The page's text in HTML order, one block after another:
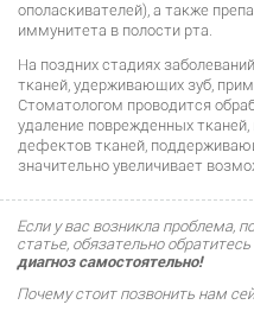
ополаскивателей), а также
иммунитета в полости рта.
На поздних стадиях
тканей, удерживающих зуб,
Стоматологом проводится
удаление поврежденных
дефектов тканей,
значительно увеличивает
Если у вас возникла проблема,
статье, обязательно
диагноз самостоятельно!
Почему стоит позвонить нам